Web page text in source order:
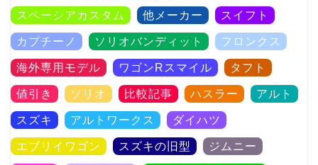
スペーシアカスタム 他メーカー スイフト
カプチーノ ソリオバンディット フロンクス
海外専用モデル ワゴンRスマイル タフト
値引き ソリオ 比較記事 ハスラー アルト
スズキ アルトワークス ダイハツ
エブリイワゴン スズキの旧型 ジムニー